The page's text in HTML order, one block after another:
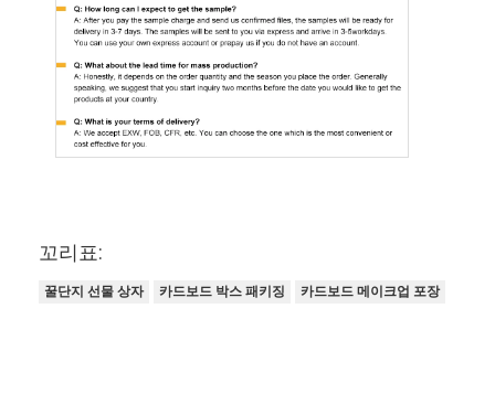
꼬리표:
꿀단지 선물 상자 카드보드 박스 패키징 카드보드 메이크업 포장